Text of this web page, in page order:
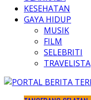
KESEHATAN
GAYA HIDUP
MUSIK
FILM
SELEBRITI
TRAVELISTA